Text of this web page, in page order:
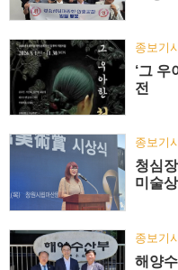
종보기
‘그 우
전
종보기
청심
미술
종보기
해양